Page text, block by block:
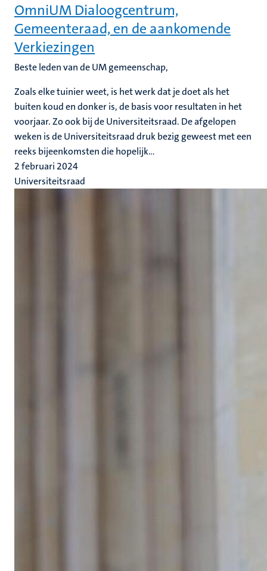
OmniUM Dialoogcentrum,
Gemeenteraad, en de aankomende
Verkiezingen
Beste leden van de UM gemeenschap,
Zoals elke tuinier weet, is het werk dat je doet als het
buiten koud en donker is, de basis voor resultaten in het
voorjaar. Zo ook bij de Universiteitsraad. De afgelopen
weken is de Universiteitsraad druk bezig geweest met een
reeks bijeenkomsten die hopelijk...
2 februari 2024
Universiteitsraad